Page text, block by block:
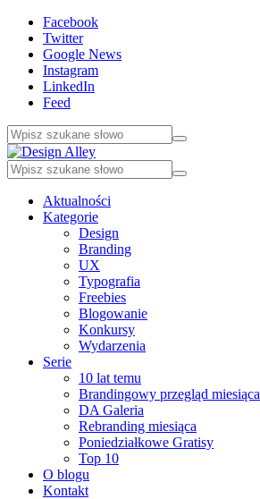
Facebook
Twitter
Google News
Instagram
LinkedIn
Feed
Aktualności
Kategorie
Design
Branding
UX
Typografia
Freebies
Blogowanie
Konkursy
Wydarzenia
Serie
10 lat temu
Brandingowy przegląd miesiąca
DA Galeria
Rebranding miesiąca
Poniedziałkowe Gratisy
Top 10
O blogu
Kontakt